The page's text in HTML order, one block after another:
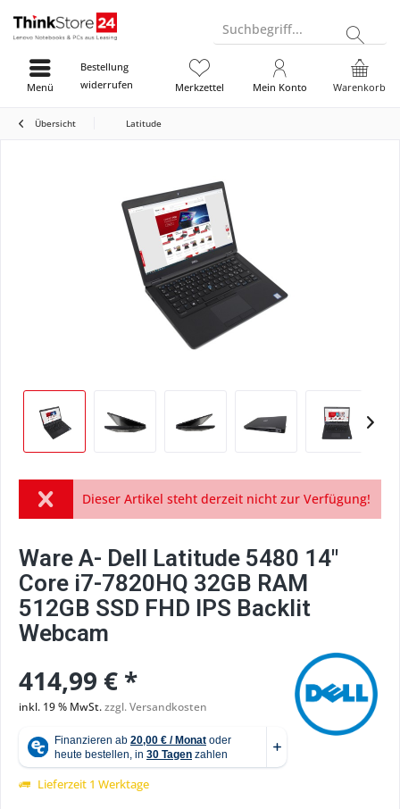
Suchbegriff...
Bestellung
widerrufen
Warenkorb
Merkzettel Mein Konto
Menü
Übersicht Latitude
Dieser Artikel steht derzeit nicht zur Verfügung!
Ware A- Dell Latitude 5480 14"
Core i7-7820HQ 32GB RAM
512GB SSD FHD IPS Backlit
Webcam
414,99 € *
inkl. 19 % MwSt.zzgl. Versandkosten
Lieferzeit 1 Werktage